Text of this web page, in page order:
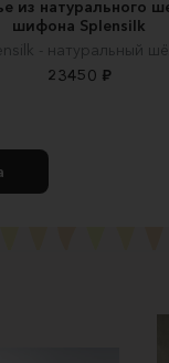
из натурального
шифона Splensilk
- натуральный
23450 ₽